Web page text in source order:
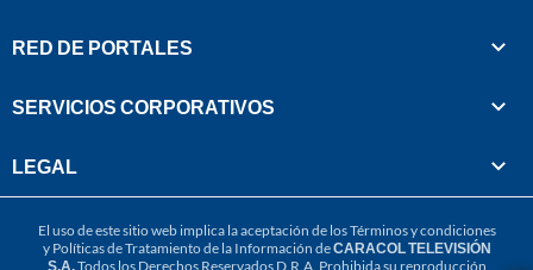
RED DE PORTALES
SERVICIOS CORPORATIVOS
LEGAL
El uso de este sitio web implica la aceptación de losTérminos y condiciones
y Políticas de Tratamiento de la Información deCARACOL TELEVISIÓN
S.A.Todos los Derechos Reservados D.R.A. Prohibida su reproducción